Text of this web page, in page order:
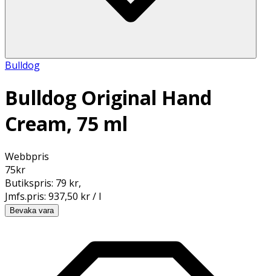
Bulldog
Bulldog Original Hand
Cream, 75 ml
Webbpris
75kr
Butikspris: 79 kr,
Jmfs.pris: 937,50 kr / l
Bevaka vara